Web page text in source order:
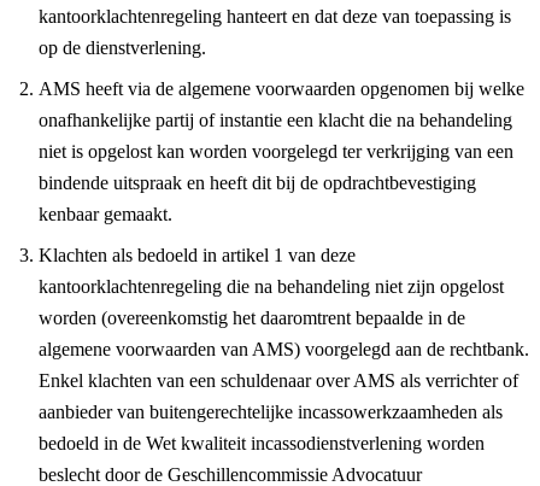
kantoorklachtenregeling hanteert en dat deze van toepassing is
op de dienstverlening.
AMS heeft via de algemene voorwaarden opgenomen bij welke
onafhankelijke partij of instantie een klacht die na behandeling
niet is opgelost kan worden voorgelegd ter verkrijging van een
bindende uitspraak en heeft dit bij de opdrachtbevestiging
kenbaar gemaakt.
Klachten als bedoeld in artikel 1 van deze
kantoorklachtenregeling die na behandeling niet zijn opgelost
worden (overeenkomstig het daaromtrent bepaalde in de
algemene voorwaarden van AMS) voorgelegd aan de rechtbank.
Enkel klachten van een schuldenaar over AMS als verrichter of
aanbieder van buitengerechtelijke incassowerkzaamheden als
bedoeld in de Wet kwaliteit incassodienstverlening worden
beslecht door de Geschillencommissie Advocatuur